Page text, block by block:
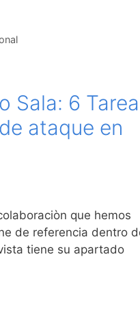
Sala: 6
ataque en
que hemos
de referencia dentro
tiene su apartado